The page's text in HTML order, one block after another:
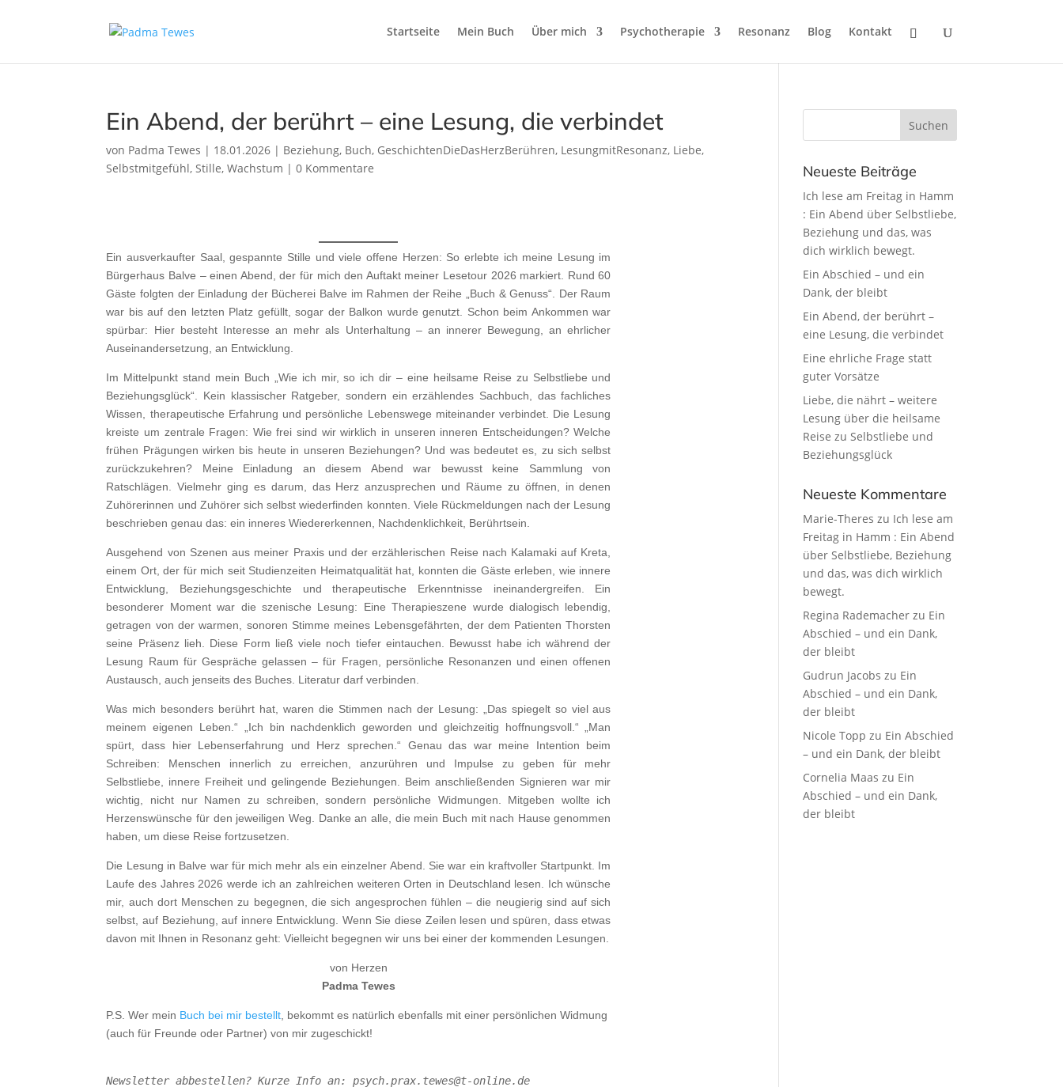
Startseite Mein Buch Über mich Psychotherapie Resonanz Blog Kontakt
Ein Abend, der berührt – eine Lesung, die verbindet
von Padma Tewes | 18.01.2026 | Beziehung, Buch, GeschichtenDieDasHerzBerühren, LesungmitResonanz, Liebe,
Selbstmitgefühl,Stille,Wachstum |0 Kommentare
Ein ausverkaufter Saal, gespannte Stille und viele offene Herzen: So erlebte ich meine Lesung im
Bürgerhaus Balve – einen Abend, der für mich den Auftakt meiner Lesetour 2026 markiert. Rund 60
Gäste folgten der Einladung der Bücherei Balve im Rahmen der Reihe „Buch & Genuss“. Der Raum
war bis auf den letzten Platz gefüllt, sogar der Balkon wurde genutzt. Schon beim Ankommen war
spürbar: Hier besteht Interesse an mehr als Unterhaltung – an innerer Bewegung, an ehrlicher
Auseinandersetzung, an Entwicklung.
Im Mittelpunkt stand mein Buch „Wie ich mir, so ich dir – eine heilsame Reise zu Selbstliebe und
Beziehungsglück“. Kein klassischer Ratgeber, sondern ein erzählendes Sachbuch, das fachliches
Wissen, therapeutische Erfahrung und persönliche Lebenswege miteinander verbindet. Die Lesung
kreiste um zentrale Fragen: Wie frei sind wir wirklich in unseren inneren Entscheidungen? Welche
frühen Prägungen wirken bis heute in unseren Beziehungen? Und was bedeutet es, zu sich selbst
zurückzukehren? Meine Einladung an diesem Abend war bewusst keine Sammlung von
Ratschlägen. Vielmehr ging es darum, das Herz anzusprechen und Räume zu öffnen, in denen
Zuhörerinnen und Zuhörer sich selbst wiederfinden konnten. Viele Rückmeldungen nach der Lesung
beschrieben genau das: ein inneres Wiedererkennen, Nachdenklichkeit, Berührtsein.
Ausgehend von Szenen aus meiner Praxis und der erzählerischen Reise nach Kalamaki auf Kreta,
einem Ort, der für mich seit Studienzeiten Heimatqualität hat, konnten die Gäste erleben, wie innere
Entwicklung, Beziehungsgeschichte und therapeutische Erkenntnisse ineinandergreifen. Ein
besonderer Moment war die szenische Lesung: Eine Therapieszene wurde dialogisch lebendig,
getragen von der warmen, sonoren Stimme meines Lebensgefährten, der dem Patienten Thorsten
seine Präsenz lieh. Diese Form ließ viele noch tiefer eintauchen. Bewusst habe ich während der
Lesung Raum für Gespräche gelassen – für Fragen, persönliche Resonanzen und einen offenen
Austausch, auch jenseits des Buches. Literatur darf verbinden.
Was mich besonders berührt hat, waren die Stimmen nach der Lesung: „Das spiegelt so viel aus
meinem eigenen Leben.“ „Ich bin nachdenklich geworden und gleichzeitig hoffnungsvoll.“ „Man
spürt, dass hier Lebenserfahrung und Herz sprechen.“ Genau das war meine Intention beim
Schreiben: Menschen innerlich zu erreichen, anzurühren und Impulse zu geben für mehr
Selbstliebe, innere Freiheit und gelingende Beziehungen. Beim anschließenden Signieren war mir
wichtig, nicht nur Namen zu schreiben, sondern persönliche Widmungen. Mitgeben wollte ich
Herzenswünsche für den jeweiligen Weg. Danke an alle, die mein Buch mit nach Hause genommen
haben, um diese Reise fortzusetzen.
Die Lesung in Balve war für mich mehr als ein einzelner Abend. Sie war ein kraftvoller Startpunkt. Im
Laufe des Jahres 2026 werde ich an zahlreichen weiteren Orten in Deutschland lesen. Ich wünsche
mir, auch dort Menschen zu begegnen, die sich angesprochen fühlen – die neugierig sind auf sich
selbst, auf Beziehung, auf innere Entwicklung. Wenn Sie diese Zeilen lesen und spüren, dass etwas
davon mit Ihnen in Resonanz geht: Vielleicht begegnen wir uns bei einer der kommenden Lesungen.
von Herzen
Padma Tewes
P.S. Wer mein Buch bei mir bestellt , bekommt es natürlich ebenfalls mit einer persönlichen Widmung
(auch für Freunde oder Partner) von mir zugeschickt!
Newsletter abbestellen? Kurze Info an: psych.prax.tewes@t-online.de
Neueste Beiträge
Ich lese am Freitag in Hamm
: Ein Abend über Selbstliebe,
Beziehung und das, was
dich wirklich bewegt.
Ein Abschied – und ein
Dank, der bleibt
Ein Abend, der berührt –
eine Lesung, die verbindet
Eine ehrliche Frage statt
guter Vorsätze
Liebe, die nährt – weitere
Lesung über die heilsame
Reise zu Selbstliebe und
Beziehungsglück
Neueste Kommentare
Marie-Theres zu Ich lese am
Freitag in Hamm : Ein Abend
über Selbstliebe, Beziehung
und das, was dich wirklich
bewegt.
Regina Rademacher zu Ein
Abschied – und ein Dank,
der bleibt
Gudrun Jacobs zu Ein
Abschied – und ein Dank,
der bleibt
Nicole Topp zu Ein Abschied
– und ein Dank, der bleibt
Cornelia Maas zu Ein
Abschied – und ein Dank,
der bleibt